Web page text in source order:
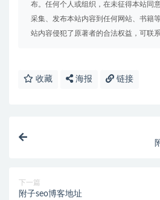
布。任何个人或组织，在未征得本站同
采集、发布本站内容到任何网站、书籍
站内容侵犯了原著者的合法权益，可联
收藏 海报 链接
下一篇
附子seo博客地址